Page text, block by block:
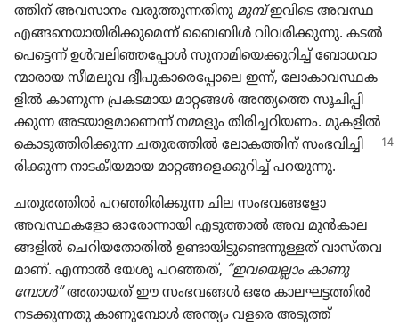
ത്തിന്‌ അവസാനം വരുത്തു​ന്ന​തി​നു മുമ്പ്‌ഇവിടെ അവസ്ഥ
എങ്ങനെ​യാ​യി​രി​ക്കു​മെന്ന്‌ ബൈബിൾ വിവരി​ക്കു​ന്നു. കടൽ
പെട്ടെന്ന്‌ ഉൾവലി​ഞ്ഞ​പ്പോൾ സുനാ​മി​യെ​ക്കു​റിച്ച്‌ ബോധ​വാ​
ന്മാ​രായ സീമലുവ ദ്വീപു​കാ​രെ​പ്പോ​ലെ ഇന്ന്‌, ലോകാ​വ​സ്ഥ​ക​
ളിൽ കാണുന്ന പ്രകട​മായ മാറ്റങ്ങൾ അന്ത്യത്തെ സൂചി​പ്പി​
ക്കുന്ന അടയാ​ള​മാ​ണെന്ന്‌ നമ്മളും തിരി​ച്ച​റി​യണം. മുകളിൽ
കൊടു​ത്തി​രി​ക്കുന്ന ചതുര​ത്തിൽ ലോക​ത്തിന്‌ സംഭവി​ച്ചി​
രി​ക്കുന്ന നാടകീ​യ​മായ മാറ്റങ്ങ​ളെ​ക്കു​റിച്ച്‌ പറയുന്നു.
ചതുര​ത്തിൽ പറഞ്ഞി​രി​ക്കുന്ന ചില സംഭവ​ങ്ങ​ളോ
അവസ്ഥക​ളോ ഓരോ​ന്നാ​യി എടുത്താൽ അവ മുൻകാ​ല​
ങ്ങ​ളിൽ ചെറി​യ​തോ​തിൽ ഉണ്ടായി​ട്ടു​ണ്ടെ​ന്നു​ള്ളത്‌ വാസ്‌ത​വ​
മാണ്‌. എന്നാൽ യേശു പറഞ്ഞത്‌, “ഇവയെ​ല്ലാം കാണു​
മ്പോൾ”അതായത്‌ ഈ സംഭവങ്ങൾ ഒരേ കാലഘ​ട്ട​ത്തിൽ
നടക്കു​ന്നതു കാണു​മ്പോൾ അന്ത്യം വളരെ അടുത്ത്‌